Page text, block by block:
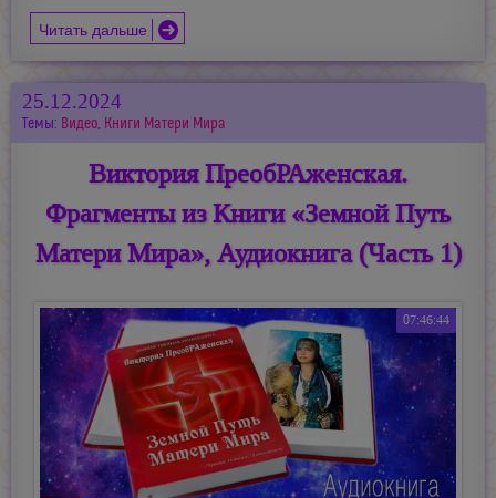
Читать дальше
25.12.2024
Темы: Видео, Книги Матери Мира
Виктория ПреобРАженская.
Фрагменты из Книги «Земной Путь
Матери Мира», Аудиокнига (Часть 1)
07:46:44